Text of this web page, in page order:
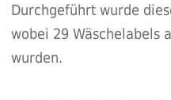
Durchgeführt wurde
wobei 29 Wäschelabels
wurden.